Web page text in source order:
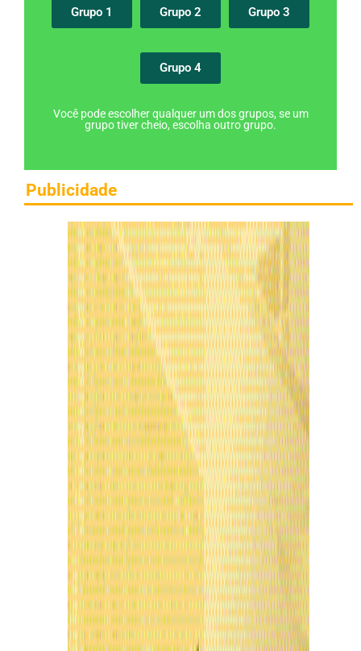
Grupo 1 Grupo 2 Grupo 3
Grupo 4
Você pode escolher qualquer um dos grupos, se um
grupo tiver cheio, escolha outro grupo.
Publicidade